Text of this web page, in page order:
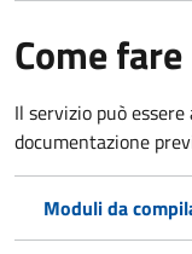
Come fare
Il servizio può
documentazione
Moduli da